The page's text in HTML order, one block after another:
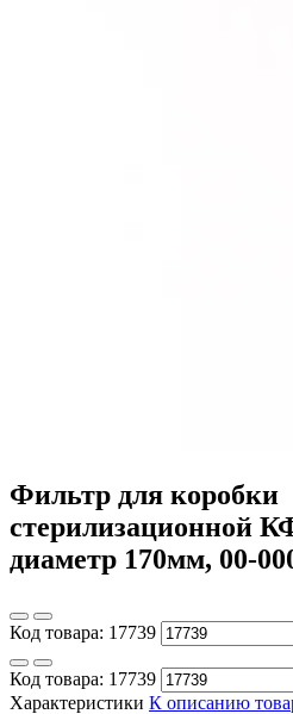
Фильтр для коробки
стерилизационной
диаметр 170мм, 00-
Код товара: 17739
Код товара: 17739
Характеристики К описанию